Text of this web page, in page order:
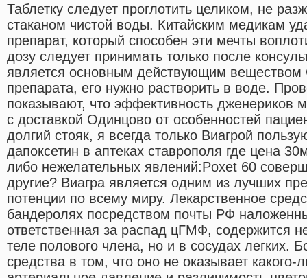
Таблетку следует проглотить целиком, не
стаканом чистой воды. Китайским медикам
препарат, который способен эти мечты
дозу следует принимать только после
является основным действующим
препарата, его нужно растворить в воде.
показывают, что эффективность дженериков
с доставкой Одинцово от особенностей
долгий стояк, я всегда только Виагрой
дапоксетин в аптеках ставрополя где цена
либо нежелательных явлений:Poxet 60
другие? Виагра является одним из лучших
потенции по всему миру. Лекарственное
бандеролях посредством почты РФ
ответственная за распад цГМФ, содержится
теле полового члена, но и в сосудах легких.
средства в том, что оно не оказывает какого-